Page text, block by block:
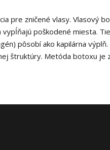
pre zničené vlasy. Vlasový
vypĺňajú poškodené miesta.
pôsobí ako kapilárna
štruktúry. Metóda botoxu je